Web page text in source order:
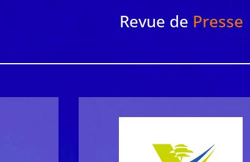
Revue de Presse